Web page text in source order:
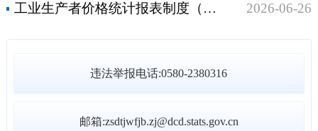
工业生产者价格统计报表制度（2026年定期统计报表）
2026-06-26
违法举报电话:0580-2380316
邮箱:zsdtjwfjb.zj@dcd.stats.gov.cn